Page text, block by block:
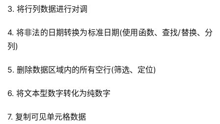
3. 将行列数据进行对调
4. 将非法的日期转换为标准日期(使用函数、查找/替换、分
列)
5. 删除数据区域内的所有空行(筛选、定位)
6. 将文本型数字转化为纯数字
7. 复制可见单元格数据